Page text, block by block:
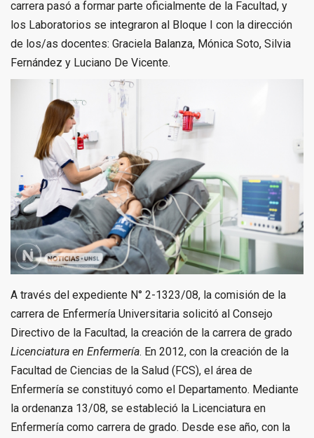
carrera pasó a formar parte oficialmente de la Facultad, y
los Laboratorios se integraron al Bloque I con la dirección
de los/as docentes: Graciela Balanza, Mónica Soto, Silvia
Fernández y Luciano De Vicente.
A través del expediente N° 2-1323/08, la comisión de la
carrera de Enfermería Universitaria solicitó al Consejo
Directivo de la Facultad, la creación de la carrera de grado
Licenciatura en Enfermería. En 2012, con la creación de la
Facultad de Ciencias de la Salud (FCS), el área de
Enfermería se constituyó como el Departamento. Mediante
la ordenanza 13/08, se estableció la Licenciatura en
Enfermería como carrera de grado. Desde ese año, con la